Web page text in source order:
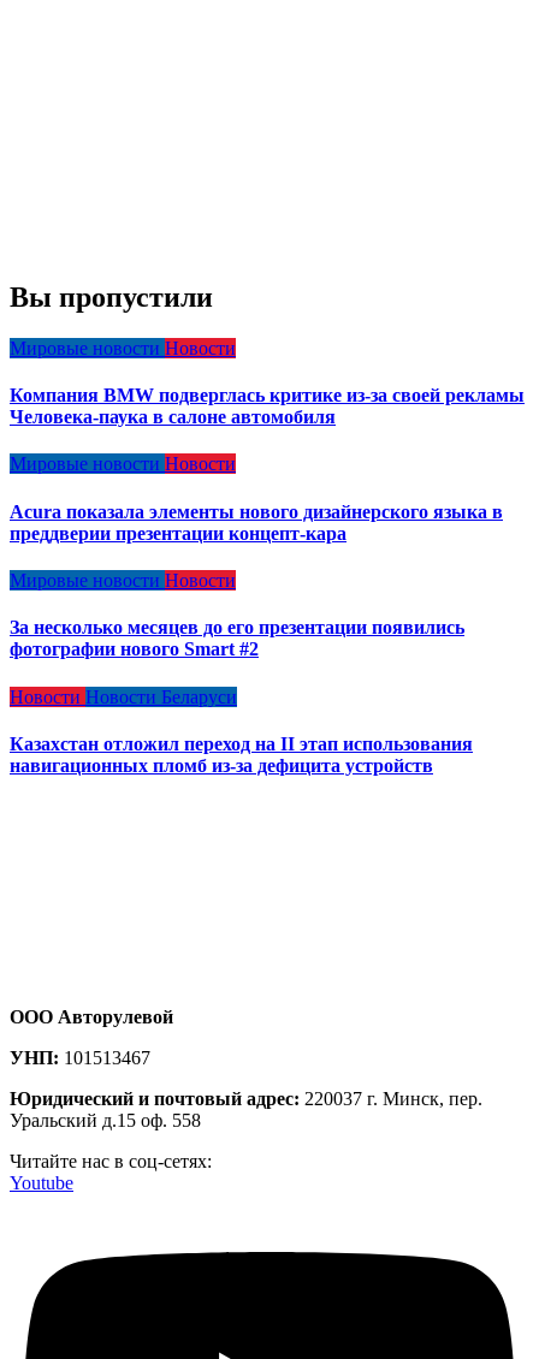
Вы пропустили
Мировые новости Новости
Компания BMW подверглась критике из-за своей рекламы
Человека-паука в салоне автомобиля
Мировые новости Новости
Acura показала элементы нового дизайнерского языка в
преддверии презентации концепт-кара
Мировые новости Новости
За несколько месяцев до его презентации появились
фотографии нового Smart #2
Новости Новости Беларуси
Казахстан отложил переход на II этап использования
навигационных пломб из-за дефицита устройств
ООО Авторулевой
УНП: 101513467
Юридический и почтовый адрес: 220037 г. Минск, пер.
Уральский д.15 оф. 558
Читайте нас в соц-сетях:
Youtube